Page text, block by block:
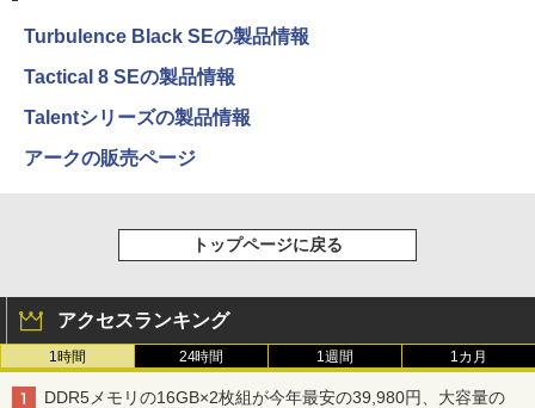
Turbulence Black SEの製品情報
Tactical 8 SEの製品情報
Talentシリーズの製品情報
アークの販売ページ
トップページに戻る
アクセスランキング
1時間 24時間 1週間 1カ月
DDR5メモリの16GB×2枚組が今年最安の39,980円、大容量の